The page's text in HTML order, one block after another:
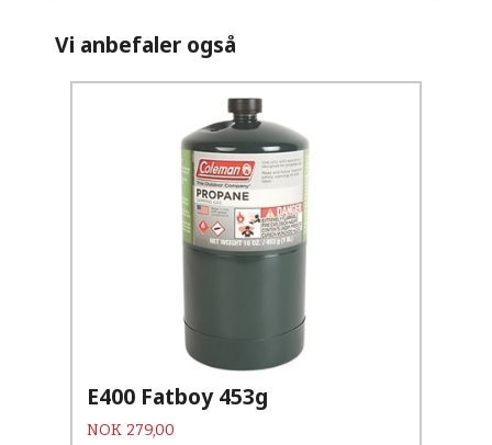
Vi anbefaler også
E400 Fatboy 453g
Pris
NOK 279,00